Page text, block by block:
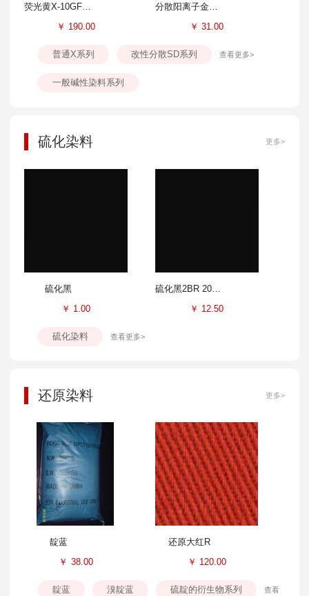
荧光黄X-10GFF 300%
￥ 190.00
分散阳离子金黄SD-GL 100%
￥ 31.00
普通X系列 改性分散SD系列
一般碱性染料系列
查看更多>
硫化染料 更多>
硫化黑
￥ 1.00
硫化黑2BR 200%
￥ 12.50
硫化染料 查看更多>
还原染料 更多>
靛蓝
￥ 38.00
还原大红R
￥ 120.00
靛蓝 溴靛蓝 硫靛的衍生物系列 查看